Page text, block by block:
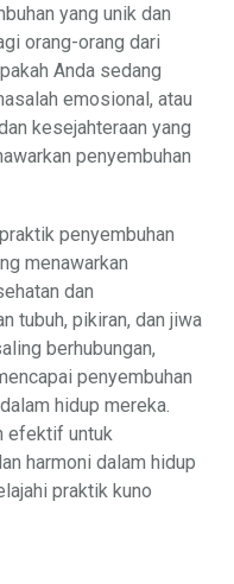
yang unik dan
orang-orang dari
Anda sedang
emosional, atau
kesejahteraan yang
penyembuhan
penyembuhan
menawarkan
dan
tubuh, pikiran, dan jiwa
berhubungan,
penyembuhan
hidup mereka.
efektif untuk
harmoni dalam hidup
praktik kuno